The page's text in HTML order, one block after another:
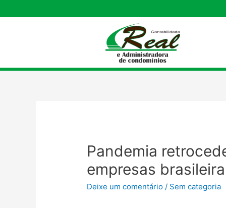
Pandemia
empresas
Deixe um comentário / Sem categoria